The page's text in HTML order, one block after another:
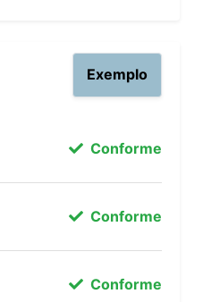
Exemplo
Conforme
Conforme
Conforme